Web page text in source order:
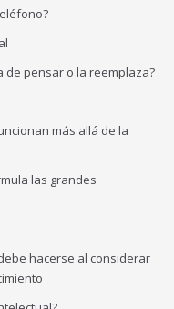
de pensar o la reemplaza?
más allá de la
las grandes
hacerse al considerar